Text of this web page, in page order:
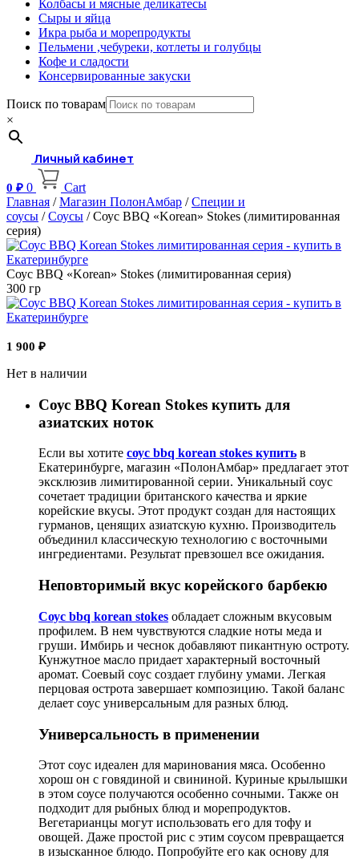
Колбасы и мясные деликатесы
Сыры и яйца
Икра рыба и морепродукты
Пельмени ,чебуреки, котлеты и голубцы
Кофе и сладости
Консервированные закуски
Поиск по товарам
×
Личный кабинет
0 ₽ 0
Cart
Главная /Магазин ПолонАмбар /Специи и
соусы /Соусы / Соус BBQ «Korean» Stokes (лимитированная
серия)
Соус BBQ «Korean» Stokes (лимитированная серия)
300 гр
1 900 ₽
Нет в наличии
Соус BBQ Korean Stokes купить для
азиатских ноток
Если вы хотите соус bbq korean stokes купить в
Екатеринбурге, магазин «ПолонАмбар» предлагает этот
эксклюзив лимитированной серии. Уникальный соус
сочетает традиции британского качества и яркие
корейские вкусы. Этот продукт создан для настоящих
гурманов, ценящих азиатскую кухню. Производитель
объединил классическую технологию с восточными
ингредиентами. Результат превзошел все ожидания.
Неповторимый вкус корейского барбекю
Соус bbq korean stokes обладает сложным вкусовым
профилем. В нем чувствуются сладкие ноты меда и
груши. Имбирь и чеснок добавляют пикантную остроту.
Кунжутное масло придает характерный восточный
аромат. Соевый соус создает глубину умами. Легкая
перцовая острота завершает композицию. Такой баланс
делает соус универсальным для разных блюд.
Универсальность в применении
Этот соус идеален для маринования мяса. Особенно
хорош он с говядиной и свининой. Куриные крылышки
в этом соусе получаются особенно сочными. Также он
подходит для рыбных блюд и морепродуктов.
Вегетарианцы могут использовать его для тофу и
овощей. Даже простой рис с этим соусом превращается
в изысканное блюдо. Попробуйте его как основу для